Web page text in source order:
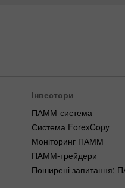
Інвестори
ПАММ-система
Система ForexCopy
Моніторинг ПАММ
ПАММ-трейдери
Поширені запитання: